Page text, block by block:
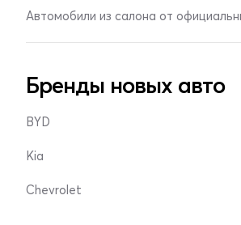
Автомобили из салона от
Бренды новых авто
BYD
Kia
Chevrolet